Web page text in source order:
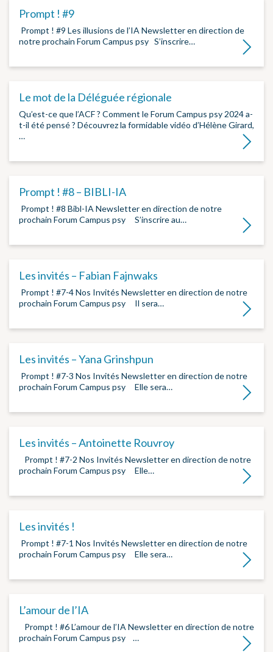
Prompt ! #9
­ Prompt ! #9 Les illusions de l’IA Newsletter en direction de
notre prochain Forum Campus psy ­ ­ S’inscrire…
Lire la
Le mot de la Déléguée régionale
Qu’est-ce que l’ACF ? Comment le Forum Campus psy 2024 a-
t-il été pensé ? Découvrez la formidable vidéo d’Hélène Girard,
…
Lire la
Prompt ! #8 – BIBLI-IA
­ Prompt ! #8 Bibl-IA Newsletter en direction de notre
prochain Forum Campus psy ­ ­ ­ ­ S’inscrire au…
Lire la
Les invités – Fabian Fajnwaks
­ Prompt ! #7-4 Nos Invités Newsletter en direction de notre
prochain Forum Campus psy ­ ­ Il sera…
Lire la
Les invités – Yana Grinshpun
­ Prompt ! #7-3 Nos Invités Newsletter en direction de notre
prochain Forum Campus psy ­ ­ Elle sera…
Lire la
Les invités – Antoinette Rouvroy
­ Prompt ! #7-2 Nos Invités Newsletter en direction de notre
prochain Forum Campus psy ­ ­ Elle…
Lire la
Les invités !
­ Prompt ! #7-1 Nos Invités Newsletter en direction de notre
prochain Forum Campus psy ­ ­ Elle sera…
Lire la
L’amour de l’IA
­ Prompt ! #6 L’amour de l’IA Newsletter en direction de notre
prochain Forum Campus psy ­ ­…
Lire la